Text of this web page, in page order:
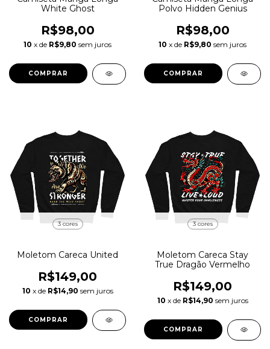
White Ghost
R$98,00
10 x de R$9,80 sem juros
COMPRAR
Polvo Hidden Genius
R$98,00
10 x de R$9,80 sem juros
COMPRAR
3 cores
Moletom Careca United
R$149,00
10 x de R$14,90 sem juros
COMPRAR
3 cores
Moletom Careca Stay
True Dragão Vermelho
R$149,00
10 x de R$14,90 sem juros
COMPRAR